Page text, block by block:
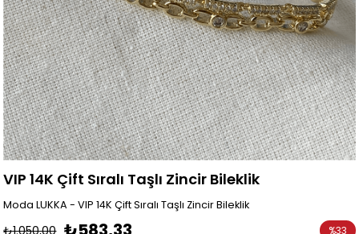
VIP 14K Çift Sıralı Taşlı Zincir Bileklik
Moda LUKKA - VIP 14K Çift Sıralı Taşlı Zincir Bileklik
%33